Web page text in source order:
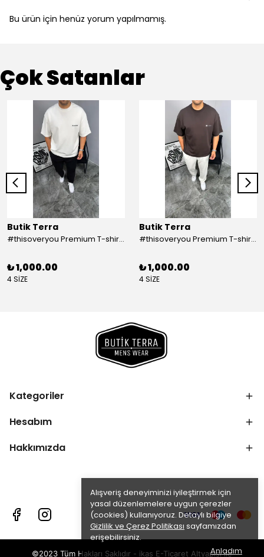
Alışveriş deneyiminizi iyileştirmek için
yasal düzenlemelere uygun çerezler
(cookies) kullanıyoruz. Detaylı bilgiye
Gizlilik ve Çerez Politikası sayfamızdan
erişebilirsiniz.
Anladım
Bu ürün için henüz yorum yapılmamış.
Çok Satanlar
Butik Terra
#thisoveryou Premium T-shirt Beyaz
₺ 1,000.00
4 SİZE
Butik Terra
#thisoveryou Premium T-shirt Kahve
₺ 1,000.00
4 SİZE
Kategoriler
Hesabım
Hakkımızda
©2023 Tüm Hakları Saklıdır - ikas E-Ticaret Altyapısı ile